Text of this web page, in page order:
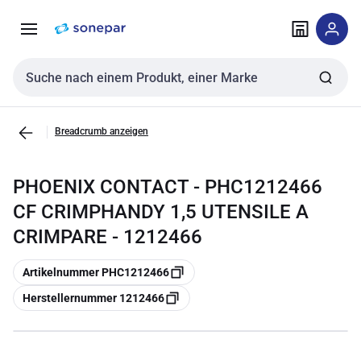
NavigationInhalt
Sucheingabe
Breadcrumb anzeigen
PHOENIX CONTACT - PHC1212466
CF CRIMPHANDY 1,5 UTENSILE A
CRIMPARE - 1212466
Kopieren
Artikelnummer PHC1212466
Kopieren
Herstellernummer 1212466